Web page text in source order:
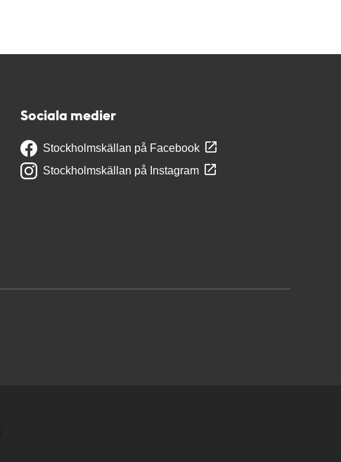
Sociala medier
Stockholmskällan på Facebook
Stockholmskällan på Instagram